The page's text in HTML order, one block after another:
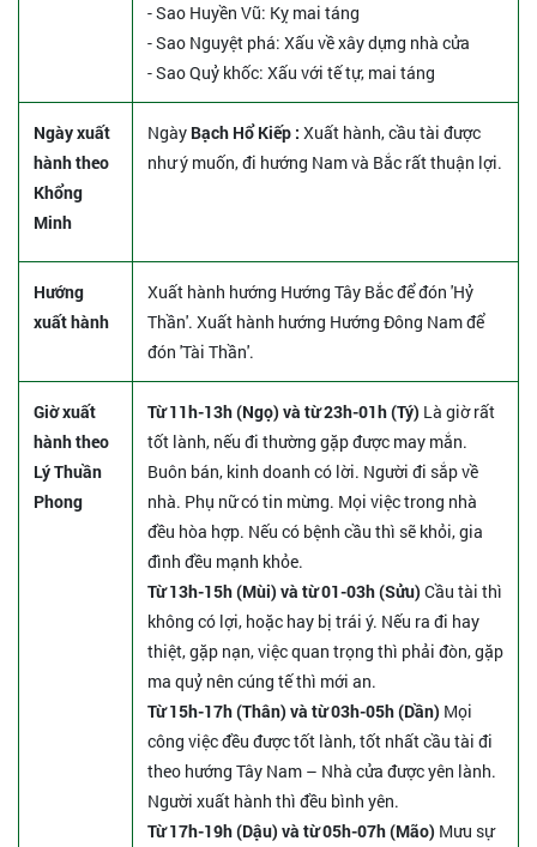
- Sao Huyền Vũ: Kỵ mai táng
- Sao Nguyệt phá: Xấu về xây dựng nhà cửa
- Sao Quỷ khốc: Xấu với tế tự, mai táng
Ngày xuất
hành theo
Khổng
Minh
Ngày Bạch Hổ Kiếp : Xuất hành, cầu tài được
như ý muốn, đi hướng Nam và Bắc rất thuận lợi.
Hướng
xuất hành
Xuất hành hướng Hướng Tây Bắc để đón 'Hỷ
Thần'. Xuất hành hướng Hướng Đông Nam để
đón 'Tài Thần'.
Giờ xuất
hành theo
Lý Thuần
Phong
Từ 11h-13h (Ngọ) và từ 23h-01h (Tý) Là giờ rất
tốt lành, nếu đi thường gặp được may mắn.
Buôn bán, kinh doanh có lời. Người đi sắp về
nhà. Phụ nữ có tin mừng. Mọi việc trong nhà
đều hòa hợp. Nếu có bệnh cầu thì sẽ khỏi, gia
đình đều mạnh khỏe.
Từ 13h-15h (Mùi) và từ 01-03h (Sửu) Cầu tài thì
không có lợi, hoặc hay bị trái ý. Nếu ra đi hay
thiệt, gặp nạn, việc quan trọng thì phải đòn, gặp
ma quỷ nên cúng tế thì mới an.
Từ 15h-17h (Thân) và từ 03h-05h (Dần) Mọi
công việc đều được tốt lành, tốt nhất cầu tài đi
theo hướng Tây Nam – Nhà cửa được yên lành.
Người xuất hành thì đều bình yên.
Từ 17h-19h (Dậu) và từ 05h-07h (Mão) Mưu sự